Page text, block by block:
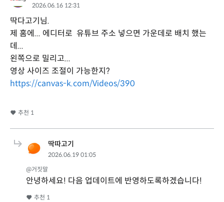
2026.06.16 12:31
딱다고기님.
제 홈에... 에디터로 유튜브 주소 넣으면 가운데로 배치 했는
데...
왼쪽으로 밀리고...
영상 사이즈 조절이 가능한지?
https://canvas-k.com/Videos/390
추천 1
딱따고기
2026.06.19 01:05
@거짓말
안녕하세요! 다음 업데이트에 반영하도록하겠습니다!
추천 1